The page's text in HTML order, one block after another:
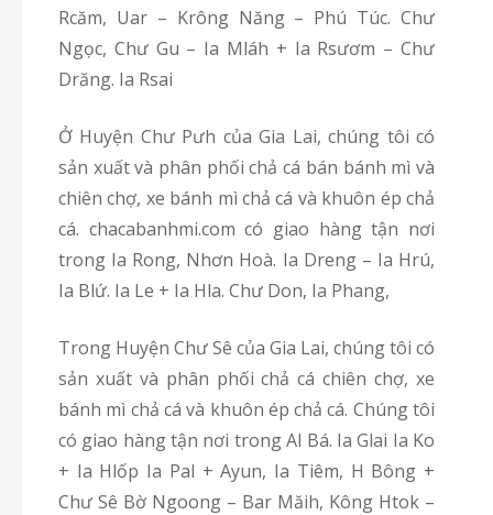
Rcăm, Uar – Krông Năng – Phú Túc. Chư
Ngọc, Chư Gu – Ia Mláh + Ia Rsươm – Chư
Drăng. Ia Rsai
Ở Huyện Chư Pưh của Gia Lai, chúng tôi có
sản xuất và phân phối chả cá bán bánh mì và
chiên chợ, xe bánh mì chả cá và khuôn ép chả
cá. chacabanhmi.com có giao hàng tận nơi
trong Ia Rong, Nhơn Hoà. Ia Dreng – Ia Hrú,
Ia Blứ. Ia Le + Ia Hla. Chư Don, Ia Phang,
Trong Huyện Chư Sê của Gia Lai, chúng tôi có
sản xuất và phân phối chả cá chiên chợ, xe
bánh mì chả cá và khuôn ép chả cá. Chúng tôi
có giao hàng tận nơi trong Al Bá. Ia Glai Ia Ko
+ Ia Hlốp Ia Pal + Ayun, Ia Tiêm, H Bông +
Chư Sê Bờ Ngoong – Bar Măih, Kông Htok –